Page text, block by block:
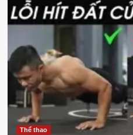
Thể thao